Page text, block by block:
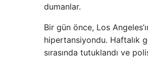
dumanlar.
Bir gün önce, Los
hipertansiyondu. Haftalık
sırasında tutuklandı ve